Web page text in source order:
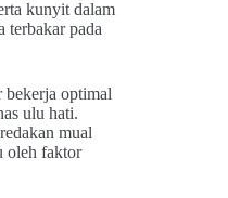
kunyit dalam
terbakar pada
bekerja optimal
ulu hati.
mual
oleh faktor